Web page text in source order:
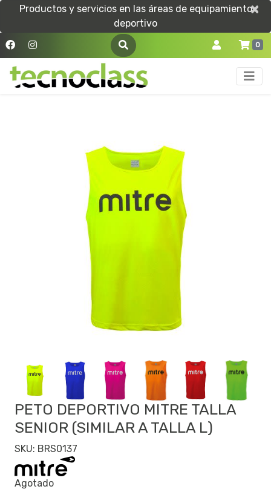
Productos y servicios en las áreas de equipamiento
deportivo
×
×
0
PETO DEPORTIVO MITRE TALLA
SENIOR (SIMILAR A TALLA L)
SKU: BRS0137
Agotado